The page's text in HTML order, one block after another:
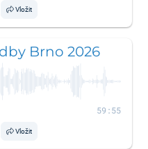
Vložit
Brno 2026
59:55
Vložit